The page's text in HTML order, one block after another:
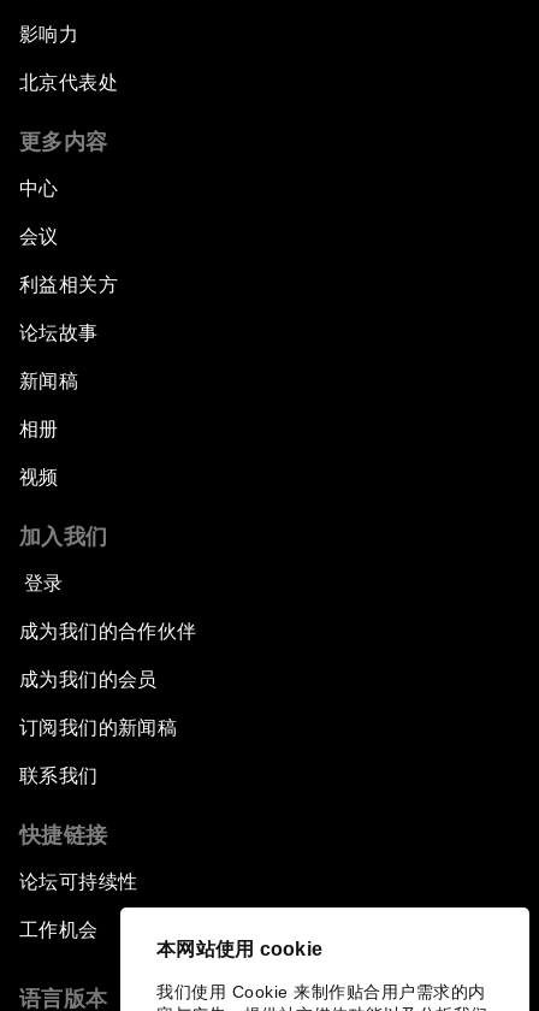
本网站使用 cookie
我们使用 Cookie 来制作贴合用户需求的内
影响力
北京代表处
更多内容
中心
会议
利益相关方
论坛故事
新闻稿
相册
视频
加入我们
登录
成为我们的合作伙伴
成为我们的会员
订阅我们的新闻稿
联系我们
快捷链接
论坛可持续性
工作机会
语言版本